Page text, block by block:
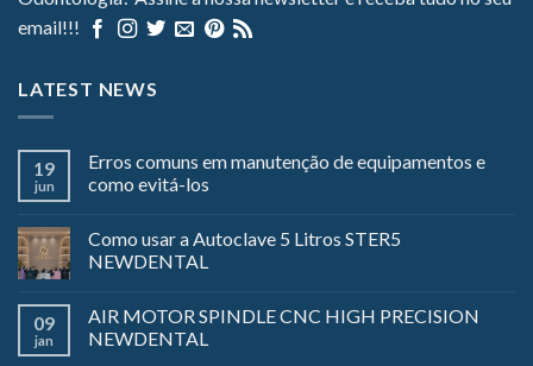
email!!!
LATEST NEWS
19
jun
Erros comuns em manutenção de equipamentos e
como evitá-los
Como usar a Autoclave 5 Litros STER5
NEWDENTAL
09
jan
AIR MOTOR SPINDLE CNC HIGH PRECISION
NEWDENTAL